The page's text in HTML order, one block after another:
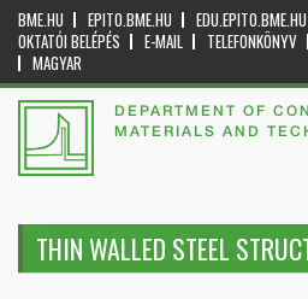
BME.HU EPITO.BME.HU EDU.EPITO.BME.HU
OKTATÓI BELÉPÉS
E-MAIL TELEFONKÖNYV
MAGYAR
DEPARTMENT OF
MATERIALS AND
THIN WALLED STEEL